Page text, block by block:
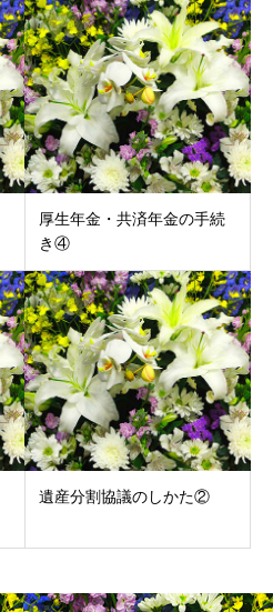
厚生年金・共済年金の手続
き④
遺産分割協議のしかた②